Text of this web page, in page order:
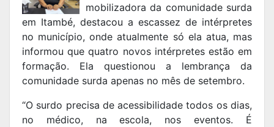
mobilizadora da comunidade surda
em Itambé, destacou a escassez de intérpretes
no município, onde atualmente só ela atua, mas
informou que quatro novos intérpretes estão em
formação. Ela questionou a lembrança da
comunidade surda apenas no mês de setembro.
“O surdo precisa de acessibilidade todos os dias,
no médico, na escola, nos eventos. É